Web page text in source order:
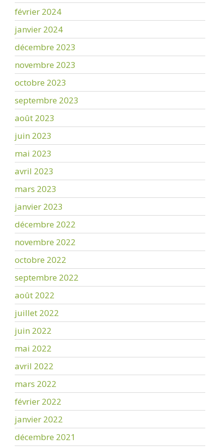
février 2024
janvier 2024
décembre 2023
novembre 2023
octobre 2023
septembre 2023
août 2023
juin 2023
mai 2023
avril 2023
mars 2023
janvier 2023
décembre 2022
novembre 2022
octobre 2022
septembre 2022
août 2022
juillet 2022
juin 2022
mai 2022
avril 2022
mars 2022
février 2022
janvier 2022
décembre 2021